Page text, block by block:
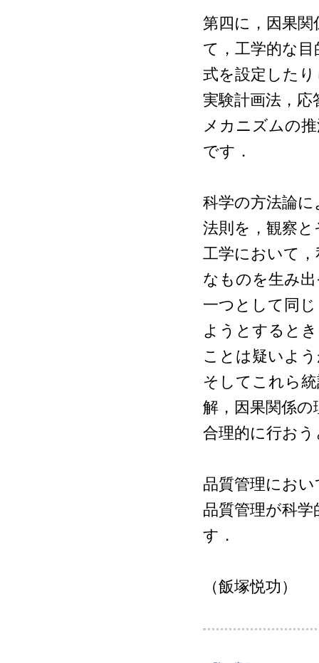
第四に，因果
て，工学的な
式を設定した
実験計画法，
メカニズムの
です．
科学の方法論
法則を，観察
工学において
なものを生み
一つとして同
ようとすると
ことは疑いよ
そしてこれら
解，因果関係
合理的に行お
品質管理にお
品質管理が科
す．
（飯塚悦功）